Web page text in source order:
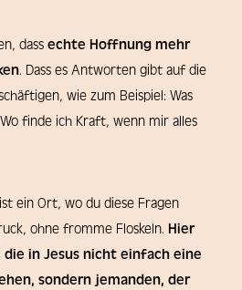
dass echte Hoffnung mehr
. Dass es Antworten gibt auf die
wie zum Beispiel: Was
finde ich Kraft, wenn mir alles
ein Ort, wo du diese Fragen
ohne fromme Floskeln. Hier
in Jesus nicht einfach eine
sondern jemanden, der